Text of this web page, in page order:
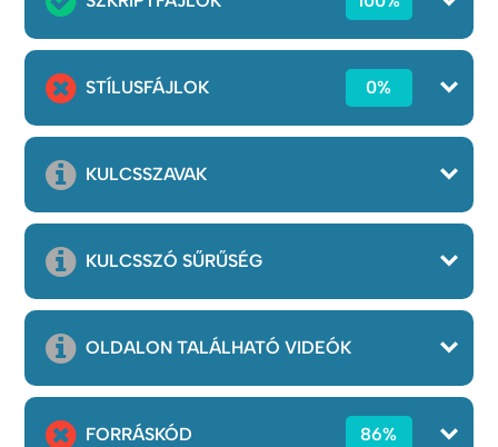
STÍLUSFÁJLOK 0%
KULCSSZAVAK
KULCSSZÓ SŰRŰSÉG
OLDALON TALÁLHATÓ VIDEÓK
FORRÁSKÓD 86%